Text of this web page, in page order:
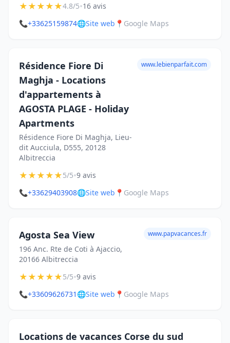
★★★★★4.8/5•16 avis
📞+33625159874🌐Site web 📍 Google Maps
Résidence Fiore Di
Maghja - Locations
d'appartements à
AGOSTA PLAGE - Holiday
Apartments
Résidence Fiore Di Maghja, Lieu-
dit Aucciula, D555, 20128
Albitreccia
www.lebienparfait.com
★★★★★5/5•9 avis
📞+33629403908🌐Site web 📍 Google Maps
Agosta Sea View
196 Anc. Rte de Coti à Ajaccio,
20166 Albitreccia
www.papvacances.fr
★★★★★5/5•9 avis
📞+33609626731 🌐Site web 📍 Google Maps
Locations de vacances Corse du sud